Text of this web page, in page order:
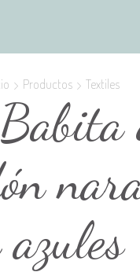
Productos Textiles